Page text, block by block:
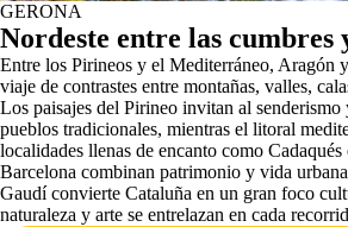
GERONA
Nordeste entre las cumbres
Entre los Pirineos y el Mediterráneo, Aragón
viaje de contrastes entre montañas, valles,
Los paisajes del Pirineo invitan al
pueblos tradicionales, mientras el litoral
localidades llenas de encanto como
Barcelona combinan patrimonio y vida
Gaudí convierte Cataluña en un gran foco
naturaleza y arte se entrelazan en cada